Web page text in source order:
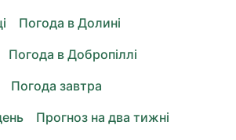
Погода в Долині
Погода в Добропіллі
Погода завтра
Прогноз на два тижні